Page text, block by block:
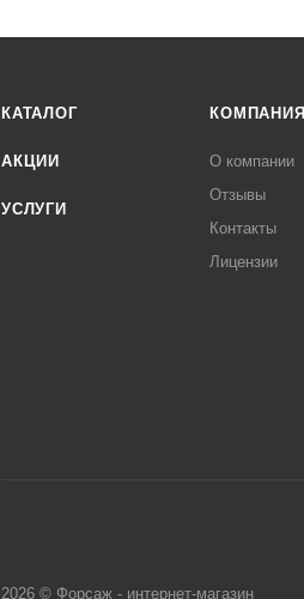
КАТАЛОГ
АКЦИИ
УСЛУГИ
КОМПАНИЯ
О компании
Отзывы
Контакты
Лицензии
2026 © Форсаж - интернет-магазин